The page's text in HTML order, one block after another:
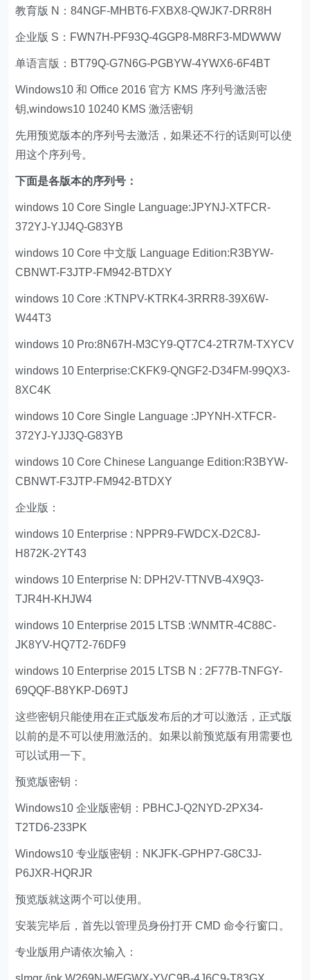
教育版 N：84NGF-MHBT6-FXBX8-QWJK7-DRR8H
企业版 S：FWN7H-PF93Q-4GGP8-M8RF3-MDWWW
单语言版：BT79Q-G7N6G-PGBYW-4YWX6-6F4BT
Windows10 和 Office 2016 官方 KMS 序列号激活密
钥,windows10 10240 KMS 激活密钥
先用预览版本的序列号去激活，如果还不行的话则可以使
用这个序列号。
下面是各版本的序列号：
windows 10 Core Single Language:JPYNJ-XTFCR-
372YJ-YJJ4Q-G83YB
windows 10 Core 中文版 Language Edition:R3BYW-
CBNWT-F3JTP-FM942-BTDXY
windows 10 Core :KTNPV-KTRK4-3RRR8-39X6W-
W44T3
windows 10 Pro:8N67H-M3CY9-QT7C4-2TR7M-TXYCV
windows 10 Enterprise:CKFK9-QNGF2-D34FM-99QX3-
8XC4K
windows 10 Core Single Language :JPYNH-XTFCR-
372YJ-YJJ3Q-G83YB
windows 10 Core Chinese Languange Edition:R3BYW-
CBNWT-F3JTP-FM942-BTDXY
企业版：
windows 10 Enterprise : NPPR9-FWDCX-D2C8J-
H872K-2YT43
windows 10 Enterprise N: DPH2V-TTNVB-4X9Q3-
TJR4H-KHJW4
windows 10 Enterprise 2015 LTSB :WNMTR-4C88C-
JK8YV-HQ7T2-76DF9
windows 10 Enterprise 2015 LTSB N : 2F77B-TNFGY-
69QQF-B8YKP-D69TJ
这些密钥只能使用在正式版发布后的才可以激活，正式版
以前的是不可以使用激活的。如果以前预览版有用需要也
可以试用一下。
预览版密钥：
Windows10 企业版密钥：PBHCJ-Q2NYD-2PX34-
T2TD6-233PK
Windows10 专业版密钥：NKJFK-GPHP7-G8C3J-
P6JXR-HQRJR
预览版就这两个可以使用。
安装完毕后，首先以管理员身份打开 CMD 命令行窗口。
专业版用户请依次输入：